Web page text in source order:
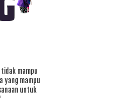
mampu
yang mampu
untuk